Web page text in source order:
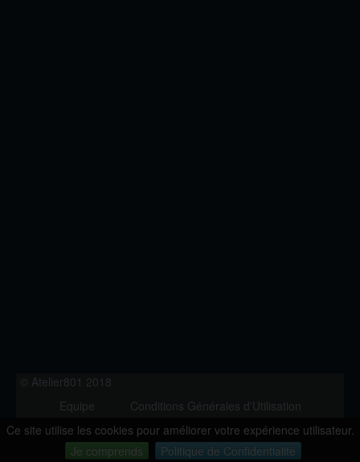
Ce site utilise les cookies pour améliorer votre expérience utilisateur.
Je comprends
Politique de Confidentialité
© Atelier801 2018
Equipe
Conditions Générales d'Utilisation
Politique de Confidentialité
Contact
Version 1.27